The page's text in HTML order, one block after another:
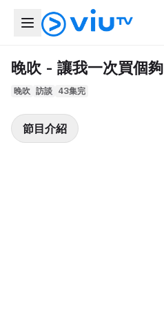
晚吹 - 讓我一次買個夠
晚吹 訪談 43集完
節目介紹